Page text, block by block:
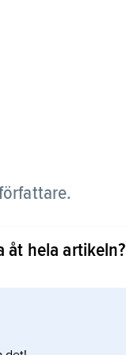
diktning.
åt hela artikeln?